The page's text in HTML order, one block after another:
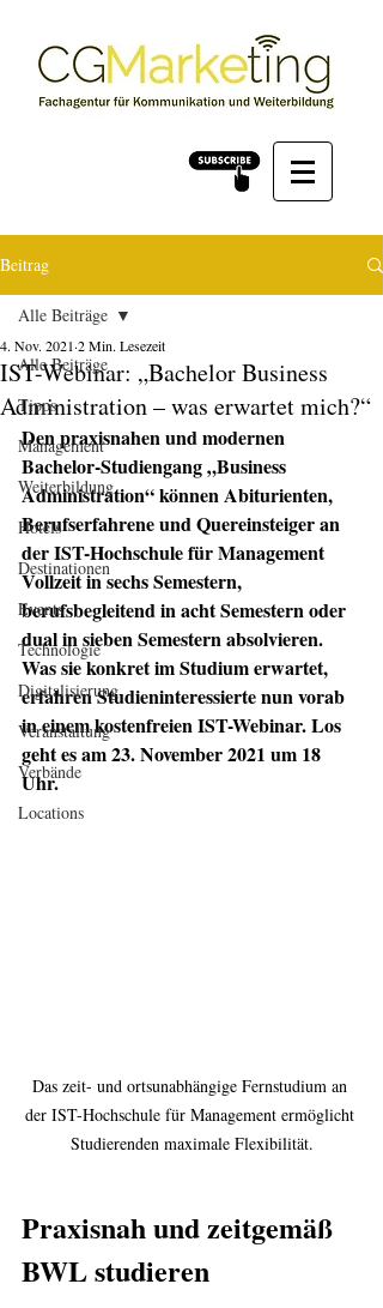
Beitrag
Alle Beiträge
Tipps
Management
Weiterbildung
Hotels
Destinationen
Events
Technologie
Digitalisierung
Veranstaltung
Verbände
Locations
Alle Beiträge
IST-Webinar: „Bachelor Business
Administration – was erwartet mich?“
4. Nov. 2021 2 Min. Lesezeit
Den praxisnahen und modernen
Bachelor-Studiengang „Business
Administration“ können Abiturienten,
Berufserfahrene und Quereinsteiger an
der IST-Hochschule für Management
Vollzeit in sechs Semestern,
berufsbegleitend in acht Semestern oder
dual in sieben Semestern absolvieren.
Was sie konkret im Studium erwartet,
erfahren Studieninteressierte nun vorab
in einem kostenfreien IST-Webinar. Los
geht es am 23. November 2021 um 18
Uhr.
Das zeit- und ortsunabhängige Fernstudium an
der IST-Hochschule für Management ermöglicht
Studierenden maximale Flexibilität.
Praxisnah und zeitgemäß
BWL studieren